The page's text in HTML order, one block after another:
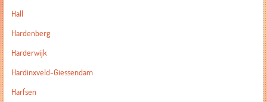
Hall
Hardenberg
Harderwijk
Hardinxveld-Giessendam
Harfsen